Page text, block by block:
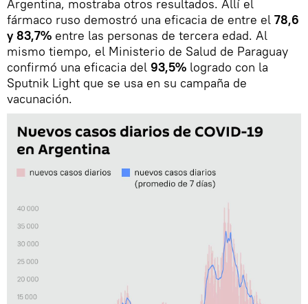
Argentina, mostraba otros resultados. Allí el
fármaco ruso demostró una eficacia de entre el 78,6
y 83,7% entre las personas de tercera edad. Al
mismo tiempo, el Ministerio de Salud de Paraguay
confirmó una eficacia del 93,5% logrado con la
Sputnik Light que se usa en su campaña de
vacunación.